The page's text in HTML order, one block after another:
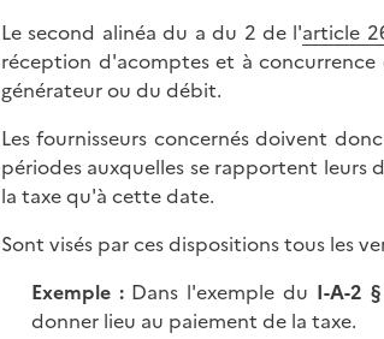
Le second alinéa du a du 2 de l'article
réception d'acomptes et à
générateur ou du débit.
Les fournisseurs concernés doivent
périodes auxquelles se rapportent
la taxe qu'à cette date.
Sont visés par ces dispositions tous les
Exemple :Dans l'exemple du I-A-2
donner lieu au paiement de la taxe.